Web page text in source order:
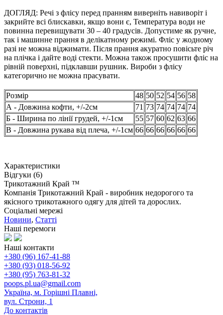
ДОГЛЯД: Речі з флісу перед пранням виверніть навиворіт і
закрийте всі блискавки, якщо вони є, Температура води не
повинна перевищувати 30 – 40 градусів. Допустиме як ручне,
так і машинне прання в делікатному режимі. Фліс у жодному
разі не можна віджимати. Після прання акуратно повісьте річ
на плічка і дайте воді стекти. Можна також просушити фліс на
рівній поверхні, підклавши рушник. Вироби з флісу
категорично не можна прасувати.
Розмір 48 50 52 54 56 58
А - Довжина кофти, +/-2см
71 73 74 74 74 74
Б - Ширина по лінії грудей, +/-1см
55 57 60 62 63 66
В - Довжина рукава від плеча, +/-1см 66 66 66 66 66 66
Характеристики
Відгуки (6)
Трикотажний Край ™
Компанія Трикотажний Край - виробник недорогого та
якісного трикотажного одягу для дітей та дорослих.
Соціальні мережі
Новини, Статті
Наші перемоги
Наші контакти
+380 (96) 167-41-88
+380 (93) 018-56-92
+380 (95) 763-81-32
poops.pl.ua@gmail.com
Україна, м. Горішні Плавні,
вул. Строни, 1
До контактів